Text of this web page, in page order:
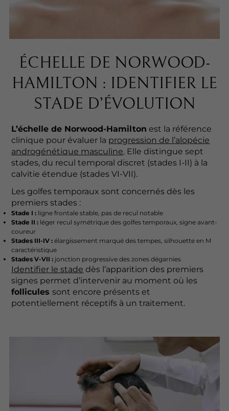
ÉCHELLE DE NORWOOD-
HAMILTON : IDENTIFIER LE
STADE D’ÉVOLUTION
L’échelle de Norwood-Hamilton est la référence
clinique pour évaluer la progression de l’alopécie
androgénétique masculine. Elle distingue sept
stades, du recul temporal discret (stades I-II) à la
calvitie étendue (stades VI-VII).
Les golfes temporaux sont concernés dès les
premiers stades :
Stade I : ligne frontale stable, pas de recul notable
Stade II : léger recul symétrique des golfes temporaux, signe avant-
coureur
Stades III-IV : élargissement marqué des tempes, silhouette en M
caractéristique
Stades V-VII : jonction progressive des zones dégarnies
Identifier le stade dès l’apparition des premiers
signes permet d’intervenir au moment où les
folliculessont encore présents et
potentiellement réceptifs à un traitement.